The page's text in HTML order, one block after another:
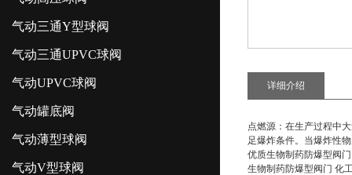
气动三通Y型球阀
气动三通UPVC球阀
气动UPVC球阀
气动罐底阀
气动薄型球阀
气动V型球阀
详细介绍
点燃源：在生产过程中
足爆炸条件。当爆炸性
优质生物制药防爆型阀
生物制药防爆型阀门 化